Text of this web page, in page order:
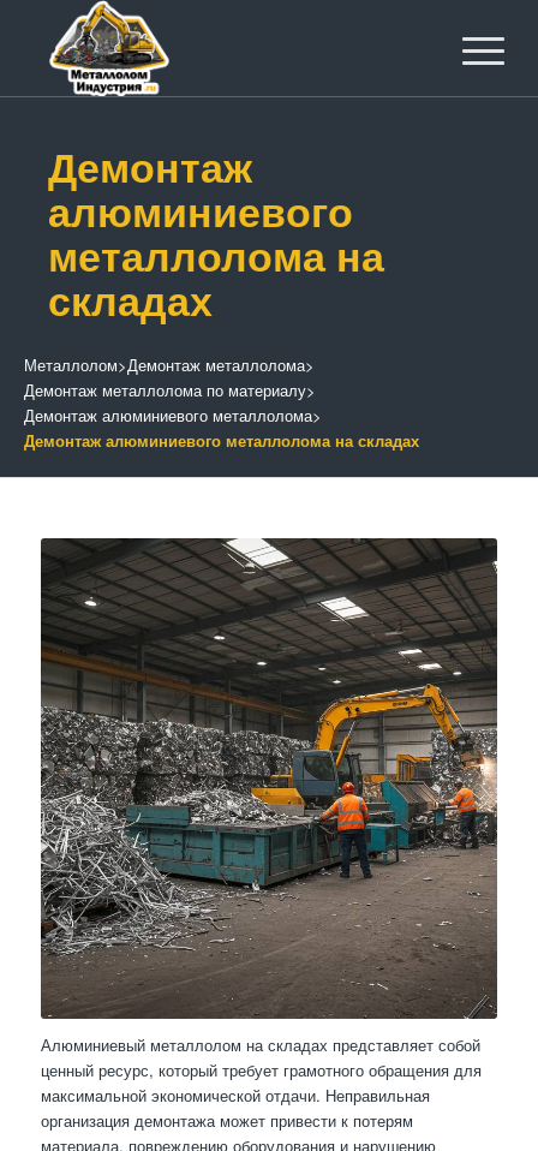
Демонтаж
алюминиевого
металлолома на
складах
Металлолом>Демонтаж металлолома>
Демонтаж металлолома по материалу>
Демонтаж алюминиевого металлолома>
Демонтаж алюминиевого металлолома на складах
Алюминиевый металлолом на складах представляет собой
ценный ресурс, который требует грамотного обращения для
максимальной экономической отдачи. Неправильная
организация демонтажа может привести к потерям
материала, повреждению оборудования и нарушению